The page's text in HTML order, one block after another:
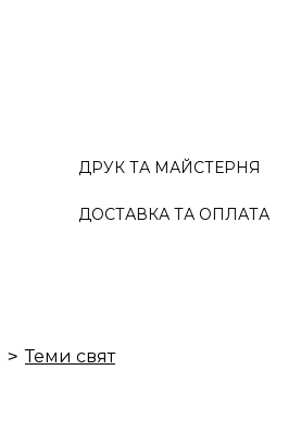
ДРУК ТА МАЙСТЕРНЯ
ДОСТАВКА ТА ОПЛАТА
Теми свят